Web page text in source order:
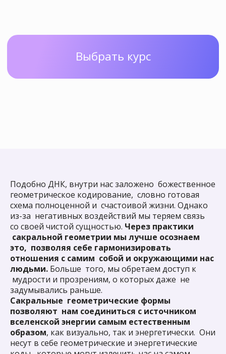
Подобно ДНК, внутри нас заложено божественное
геометрическое кодирование, словно готовая
схема полноценной и счастоивой жизни. Однако
из-за негативных воздействий мы теряем связь
со своей чистой сущностью. Через практики
сакральной геометрии мы лучше осознаем
это, позволяя себе гармонизировать
отношения с самим собой и окружающими нас
людьми. Больше того, мы обретаем доступ к
мудрости и прозрениям, о которых даже не
задумывались раньше.
Сакральные геометрические формы
позволяют нам соединиться с источником
вселенской энергии самым естественным
образом, как визуально, так и энергетически. Они
несут в себе геометрические и энергетические
Контактыстудии
"Аля Прима"